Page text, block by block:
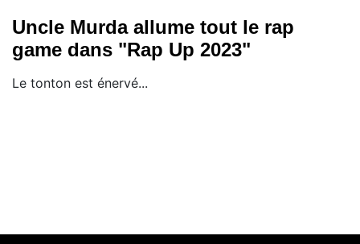
Uncle Murda allume tout le rap
game dans "Rap Up 2023"
Le tonton est énervé...